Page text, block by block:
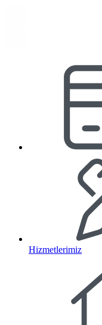
Hizmetlerimiz